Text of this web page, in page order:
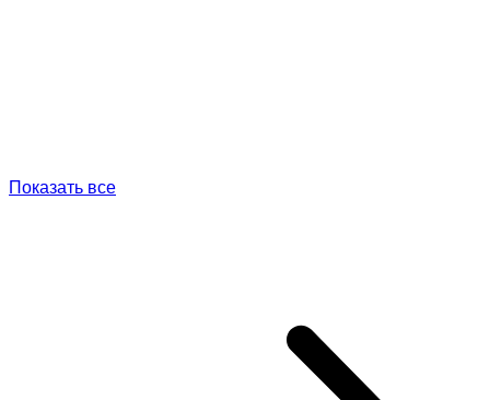
Показать все